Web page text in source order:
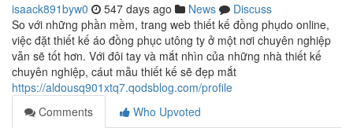
isaack891byw0 547 days ago News
Discuss
So với những phần mềm, trang web thiết kế đồng phụdo online,
việc đặt thiết kế áo đồng phục utông ty ở một nơi chuyên nghiệp
vẫn sẽ tốt hơn. Với đôi tay và mắt nhìn của những nhà thiết kế
chuyên nghiệp, cáut mẫu thiết kế sẽ đẹp mắt
https://aldousq901xtq7.qodsblog.com/profile
Comments
Who Upvoted